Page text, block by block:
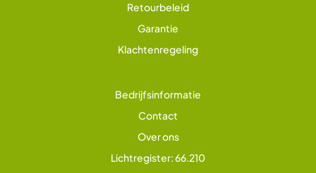
Retourbeleid
Garantie
Klachtenregeling
Bedrijfsinformatie
Contact
Over ons
Lichtregister: 66.210